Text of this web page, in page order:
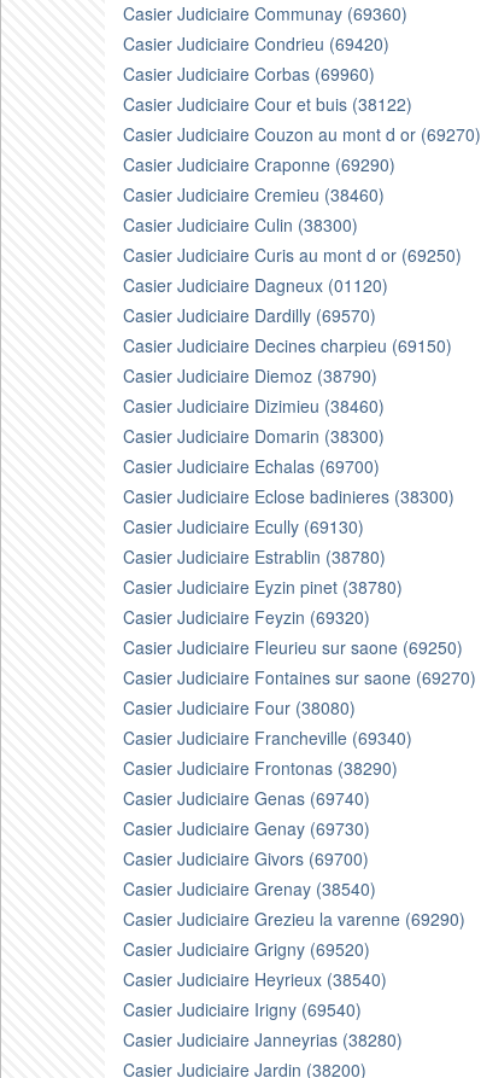
Casier Judiciaire Communay (69360)
Casier Judiciaire Condrieu (69420)
Casier Judiciaire Corbas (69960)
Casier Judiciaire Cour et buis (38122)
Casier Judiciaire Couzon au mont d or (69270)
Casier Judiciaire Craponne (69290)
Casier Judiciaire Cremieu (38460)
Casier Judiciaire Culin (38300)
Casier Judiciaire Curis au mont d or (69250)
Casier Judiciaire Dagneux (01120)
Casier Judiciaire Dardilly (69570)
Casier Judiciaire Decines charpieu (69150)
Casier Judiciaire Diemoz (38790)
Casier Judiciaire Dizimieu (38460)
Casier Judiciaire Domarin (38300)
Casier Judiciaire Echalas (69700)
Casier Judiciaire Eclose badinieres (38300)
Casier Judiciaire Ecully (69130)
Casier Judiciaire Estrablin (38780)
Casier Judiciaire Eyzin pinet (38780)
Casier Judiciaire Feyzin (69320)
Casier Judiciaire Fleurieu sur saone (69250)
Casier Judiciaire Fontaines sur saone (69270)
Casier Judiciaire Four (38080)
Casier Judiciaire Francheville (69340)
Casier Judiciaire Frontonas (38290)
Casier Judiciaire Genas (69740)
Casier Judiciaire Genay (69730)
Casier Judiciaire Givors (69700)
Casier Judiciaire Grenay (38540)
Casier Judiciaire Grezieu la varenne (69290)
Casier Judiciaire Grigny (69520)
Casier Judiciaire Heyrieux (38540)
Casier Judiciaire Irigny (69540)
Casier Judiciaire Janneyrias (38280)
Casier Judiciaire Jardin (38200)